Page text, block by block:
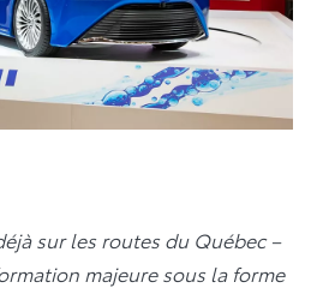
sur les routes du Québec –
majeure sous la forme